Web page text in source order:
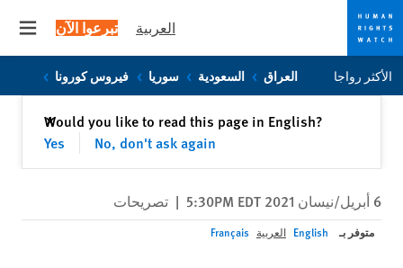
Skip
to
Skip
to
العربية تبرعوا الآن
الأكثر رواجا العراق السعودية سوريا فيروس كورونا
Would you like to read this page in English?
Yes
No, don't ask again
✕إغلاق
6 أبريل/نيسان 2021 5:30PM EDT | تصريحات
متوفر بـ English العربية Français